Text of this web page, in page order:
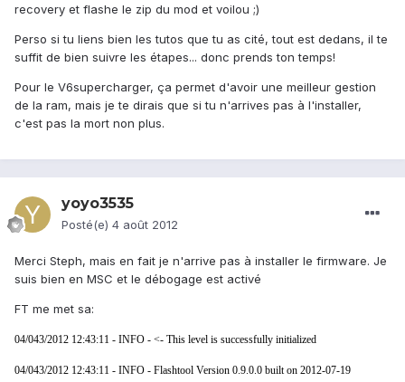
recovery et flashe le zip du mod et voilou ;)
Perso si tu liens bien les tutos que tu as cité, tout est dedans, il te
suffit de bien suivre les étapes... donc prends ton temps!
Pour le V6supercharger, ça permet d'avoir une meilleur gestion
de la ram, mais je te dirais que si tu n'arrives pas à l'installer,
c'est pas la mort non plus.
yoyo3535
Posté(e) 4 août 2012
Merci Steph, mais en fait je n'arrive pas à installer le firmware. Je
suis bien en MSC et le débogage est activé
FT me met sa:
04/043/2012 12:43:11 - INFO - <- This level is successfully initialized
04/043/2012 12:43:11 - INFO - Flashtool Version 0.9.0.0 built on 2012-07-19